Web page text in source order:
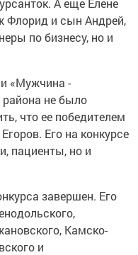
А еще Елене
Флорид и сын Андрей,
по бизнесу, но и
«Мужчина -
района не было
что ее победителем
Его на конкурсе
пациенты, но и
завершен. Его
Камско-
и